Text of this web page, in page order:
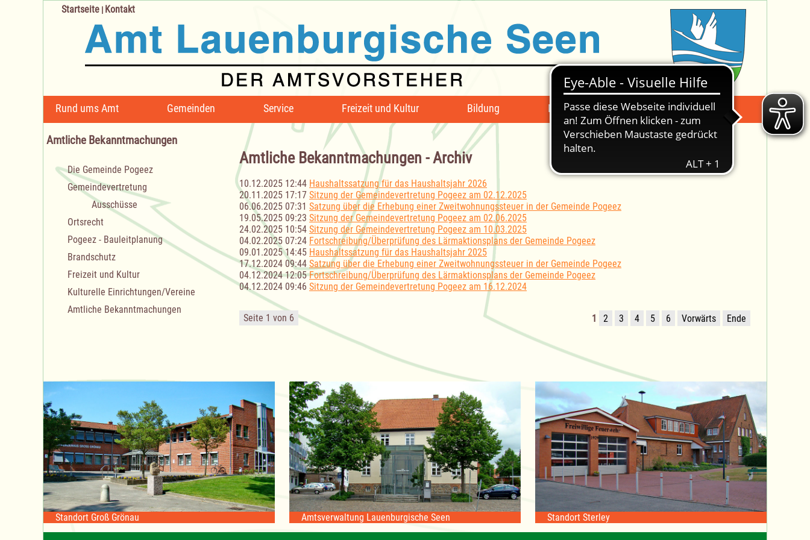
Navigation
überspringen
Rund ums Amt Gemeinden Service Freizeit und Kultur Bildung Mängelmeldung Suche -
Startseite | Kontakt
Amtliche Bekanntmachungen - Archiv
10.12.2025 12:44 Haushaltssatzung für das Haushaltsjahr 2026
20.11.2025 17:17 Sitzung der Gemeindevertretung Pogeez am 02.12.2025
06.06.2025 07:31 Satzung über die Erhebung einer Zweitwohnungssteuer in der Gemeinde Pogeez
19.05.2025 09:23 Sitzung der Gemeindevertretung Pogeez am 02.06.2025
24.02.2025 10:54 Sitzung der Gemeindevertretung Pogeez am 10.03.2025
04.02.2025 07:24 Fortschreibung/Überprüfung des Lärmaktionsplans der Gemeinde Pogeez
09.01.2025 14:45 Haushaltssatzung für das Haushaltsjahr 2025
17.12.2024 09:44 Satzung über die Erhebung einer Zweitwohnungssteuer in der Gemeinde Pogeez
04.12.2024 12:05 Fortschreibung/Überprüfung des Lärmaktionsplans der Gemeinde Pogeez
04.12.2024 09:46 Sitzung der Gemeindevertretung Pogeez am 16.12.2024
Seite 1 von 6 1 2 3 4 5 6 Vorwärts Ende
Amtliche Bekanntmachungen
Navigation
überspringen
Die Gemeinde Pogeez
Gemeindevertretung
Ausschüsse
Ortsrecht
Pogeez - Bauleitplanung
Brandschutz
Freizeit und Kultur
Kulturelle Einrichtungen/Vereine
Amtliche Bekanntmachungen
Standort Groß Grönau Amtsverwaltung Lauenburgische Seen Standort Sterley